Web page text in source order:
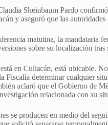
Sheinbaum Pardo
y aseguró que las
matutina, la mandataria
sobre su localización tras
en Culiacán, está ubicable.
Fiscalía determinar cualquier
aclaró que el Gobierno de
relacionada con su
se producen en medio del